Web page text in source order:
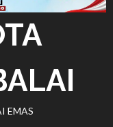
EMAS